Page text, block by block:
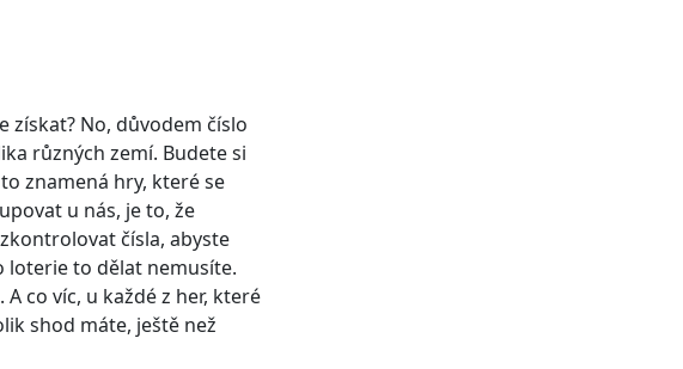
získat? No, důvodem číslo
různých zemí. Budete si
znamená hry, které se
u nás, je to, že
čísla, abyste
loterie to dělat nemusíte.
co víc, u každé z her, které
shod máte, ještě než